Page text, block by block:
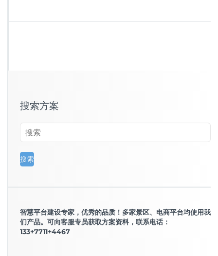
搜索方案
智慧平台建设专家，优秀的品质！多家景区、电商平台均使用我
们产品。可向客服专员获取方案资料，联系电话：
133+7711+4467